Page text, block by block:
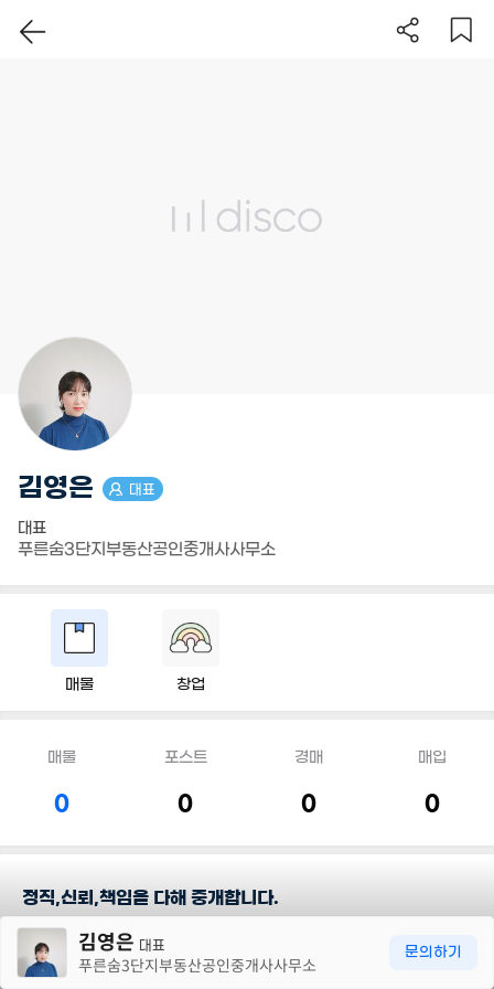
김영은 대표
대표
푸른숨3단지부동산공인중개사사무소
매물 창업
매물
0
포스트
0
경매
0
매입
0
정직,신뢰,책임을 다해 중개합니다.
담당지역김영은 대표
푸른숨3단지부동산공인중개사사무소
문의하기